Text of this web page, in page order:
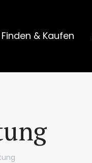
Finden & Kaufen
hier: